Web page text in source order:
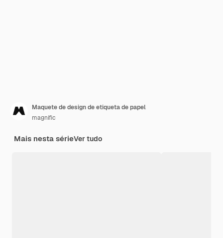
Maquete de design de etiqueta de papel
magnific
Mais nesta sérieVer tudo